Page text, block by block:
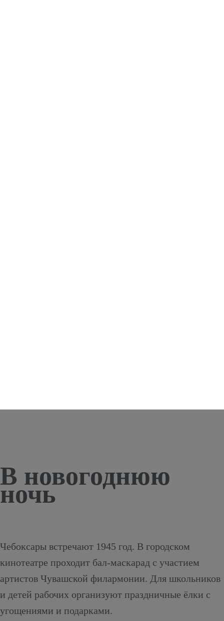
В новогоднюю
ночь
Чебоксары встречают 1945 год. В городском
кинотеатре проходит бал-маскарад с участием
артистов Чувашской филармонии. Для школьников
и детей рабочих организуют праздничные ёлки с
угощениями и подарками.